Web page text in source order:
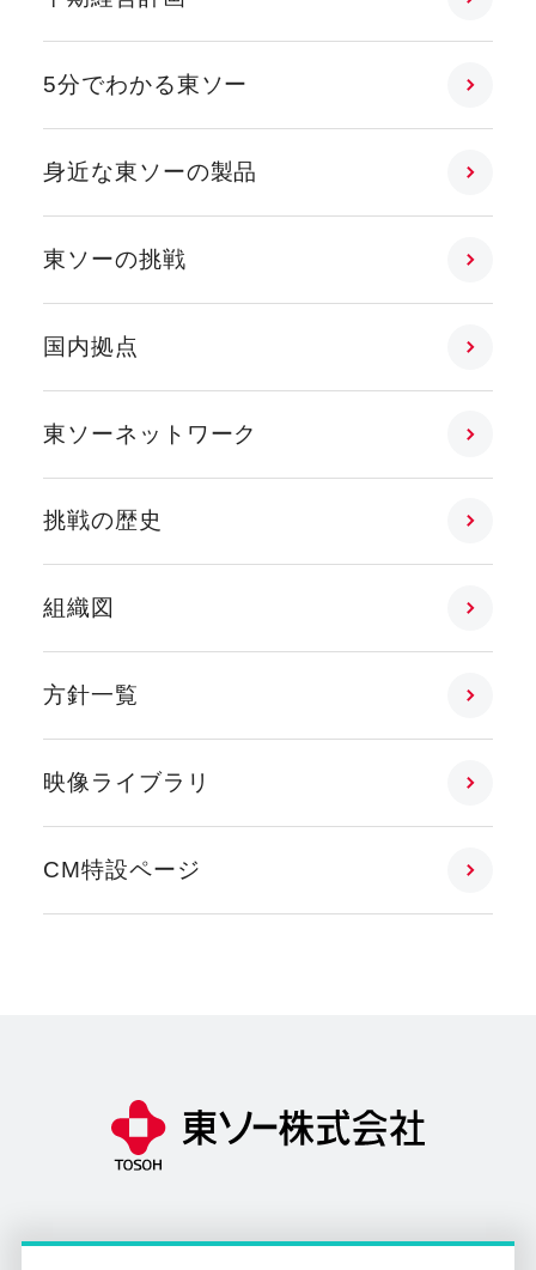
5分でわかる東ソー
身近な東ソーの製品
東ソーの挑戦
国内拠点
東ソーネットワーク
挑戦の歴史
組織図
方針一覧
映像ライブラリ
CM特設ページ